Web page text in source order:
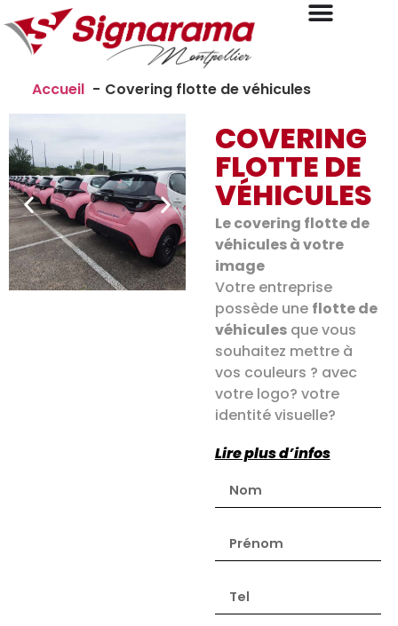
Accueil Covering flotte de véhicules
COVERING
FLOTTE DE
VÉHICULES
Le covering flotte de
véhicules à votre
image
Votre entreprise
possède une flotte de
véhiculesque vous
souhaitez mettre à
vos couleurs ? avec
votre logo? votre
identité visuelle?
Lire plus d’infos